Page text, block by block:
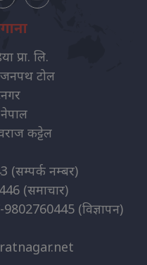
प्रा. लि.
जनपथ टोल
कट्टेल
(सम्पर्क नम्बर)
(समाचार)
9802760445 (विज्ञापन)